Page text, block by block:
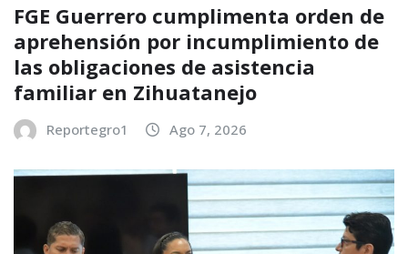
FGE Guerrero cumplimenta orden de
aprehensión por incumplimiento de
las obligaciones de asistencia
familiar en Zihuatanejo
Reportegro1 Ago 7, 2026